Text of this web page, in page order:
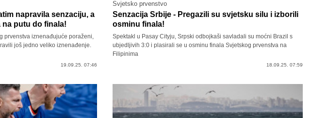
napravila senzaciju, a
na putu do finala!
prvenstva iznenađujuće poraženi,
još jedno veliko iznenađenje.
19.09.25. 07:46
Svjetsko prvenstvo
Senzacija Srbije - Pregazili su svjetsku silu i izborili
osminu finala!
Spektakl u Pasay Cityju, Srpski odbojkaši savladali su moćni Brazil s
ubjedljivih 3:0 i plasirali se u osminu finala Svjetskog prvenstva na
Filipinima
18.09.25. 07:59